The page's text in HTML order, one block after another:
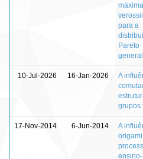
máxima
para a
Pareto
10-Jul-2026 16-Jan-2026
A
grupos
17-Nov-2014 6-Jun-2014
A
ensino-